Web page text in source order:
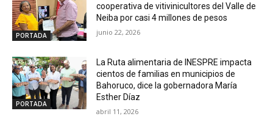
PORTADA
cooperativa de vitivinicultores del Valle de
Neiba por casi 4 millones de pesos
junio 22, 2026
PORTADA
La Ruta alimentaria de INESPRE impacta
cientos de familias en municipios de
Bahoruco, dice la gobernadora María
Esther Díaz
abril 11, 2026